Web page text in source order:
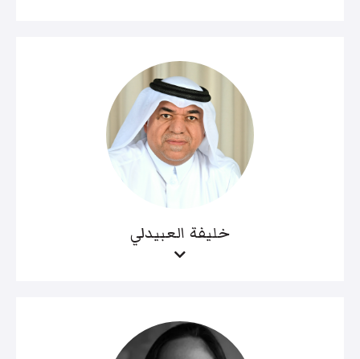
خليفة العبيدلي